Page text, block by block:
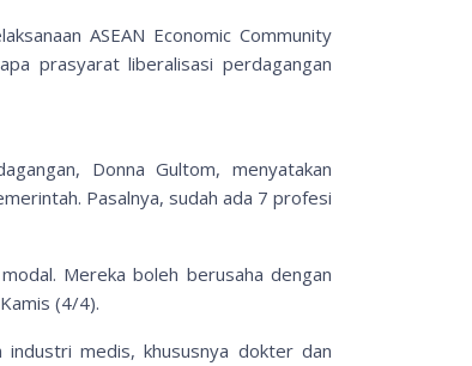
ASEAN Economic Community
prasyarat liberalisasi perdagangan
Donna Gultom, menyatakan
Pasalnya, sudah ada 7 profesi
Mereka boleh berusaha dengan
(4/4).
medis, khususnya dokter dan